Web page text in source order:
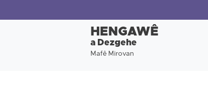
HENGAWÊ
a Dezgehe
Mafê Mirovan